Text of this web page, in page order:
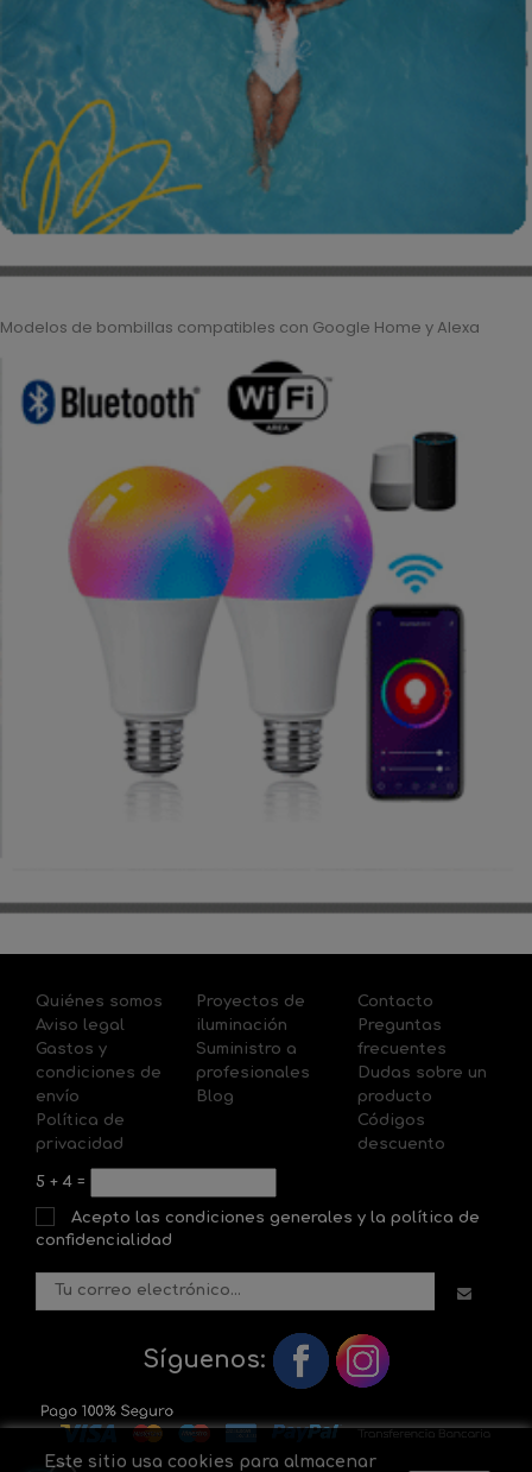
Modelos de bombillas compatibles con Google Home y Alexa
Quiénes somos
Aviso legal
Gastos y
condiciones de
envío
Política de
privacidad
Proyectos de
iluminación
Suministro a
profesionales
Blog
Contacto
Preguntas
frecuentes
Dudas sobre un
producto
Códigos
descuento
5 + 4 =
Acepto las condiciones generales y la política de
confidencialidad
Síguenos:
Este sitio usa cookies para almacenar